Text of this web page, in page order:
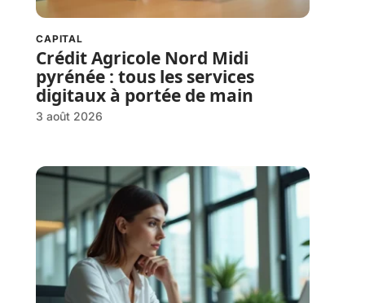
CAPITAL
Crédit Agricole Nord Midi
pyrénée : tous les services
digitaux à portée de main
3 août 2026